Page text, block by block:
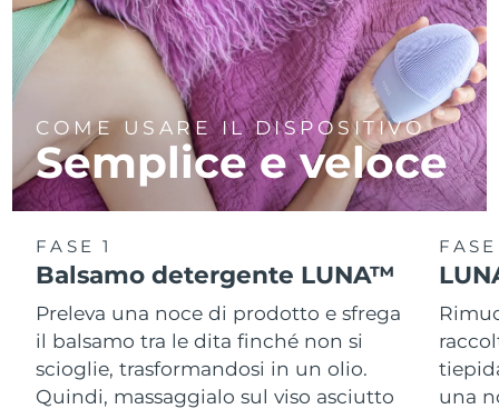
COME USARE IL DISPOSITIVO
Semplice e veloce
FASE 1
Balsamo detergente LUNA™
Preleva una noce di prodotto e sfrega
il balsamo tra le dita finché non si
scioglie, trasformandosi in un olio.
Quindi, massaggialo sul viso asciutto
una